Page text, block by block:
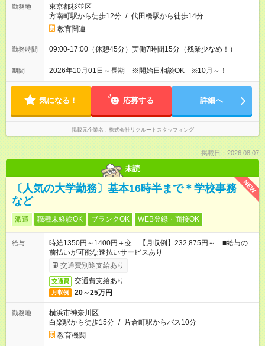
勤務地
東京都杉並区
方南町駅から徒歩12分 / 代田橋駅から徒歩14分
教育関連
勤務時間 09:00-17:00（休憩45分）実働7時間15分（残業少なめ！）
期間 2026年10月01日～長期 ※開始日相談OK ※10月～！
気になる！ 応募する 詳細へ
掲載元企業名 株式会社リクルートスタッフィング
掲載日：2026.08.07
未読
NEW
〔人気の大学勤務〕基本16時半まで＊学校事務
など
派遣 職種未経験OK ブランクOK WEB登録・面接OK
給与
時給1350円～1400円＋交 【月収例】232,875円～ ■給与の
前払いが可能な速払いサービスあり
交通費別途支給あり
交通費 交通費支給あり
月収例 20～25万円
勤務地
横浜市神奈川区
白楽駅から徒歩15分 / 片倉町駅からバス10分
教育機関